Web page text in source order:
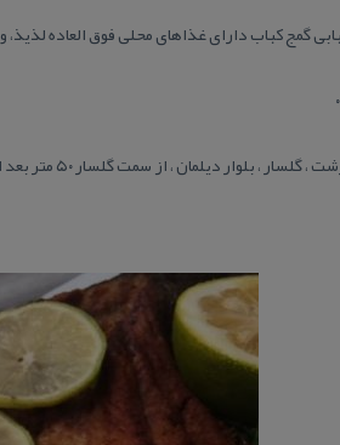
گمج كباب دارای غذاهای محلی فوق العاده
، از سمت گلسار ۵۰ متر بعد از چهارراه بهشتی سمت چپ ، جنب فروشگاه گرامافون